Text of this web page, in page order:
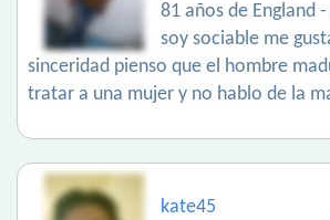
81 años de England
soy sociable me
sinceridad pienso que el hombre
tratar a una mujer y no hablo de la
kate45